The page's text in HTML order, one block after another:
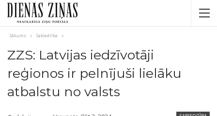
Sākums Sabiedrība
ZZS: Latvijas iedzīvotāji
reģionos ir pelnījuši lielāku
atbalstu no valsts